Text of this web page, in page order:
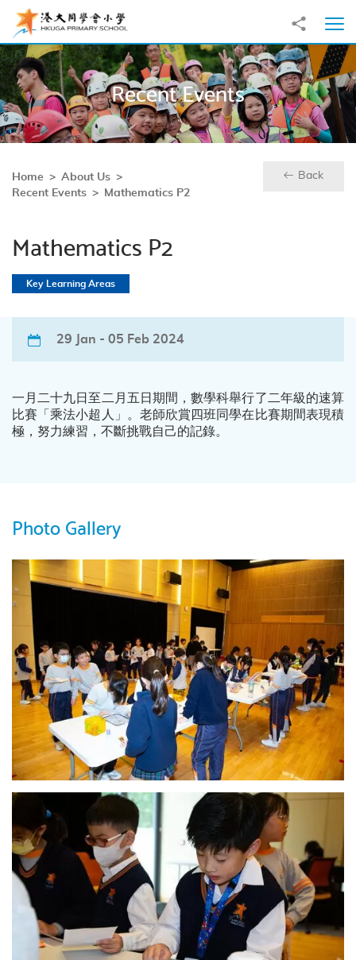
Skip to main content
Share to
Recent Events
Home
About Us
Recent Events
Mathematics P2
Back
Mathematics P2
Key Learning Areas
29 Jan - 05 Feb 2024
一月二十九日至二月五日期間，數學科舉行了二年級的速算
比賽「乘法小超人」。老師欣賞四班同學在比賽期間表現積
極，努力練習，不斷挑戰自己的記錄。
Photo Gallery